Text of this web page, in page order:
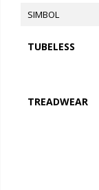
SIMBOL
TUBELESS
TREADWEAR